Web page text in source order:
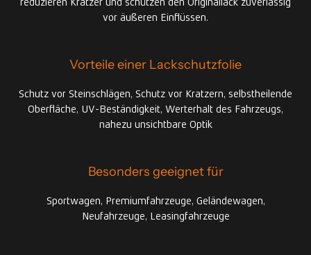
vor äußeren Einflüssen.
Vorteile einer Lackschutzfolie
Schutz vor Steinschlägen, Schutz vor Kratzern, selbstheilende
Oberfläche, UV-Beständigkeit, Werterhalt des Fahrzeugs,
nahezu unsichtbare Optik
Besonders geeignet für
Sportwagen, Premiumfahrzeuge, Geländewagen,
Neufahrzeuge, Leasingfahrzeuge